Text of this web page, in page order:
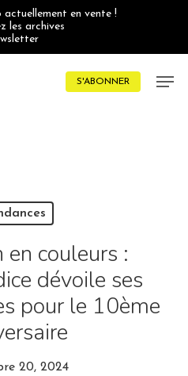
actuellement en vente !
les archives
S'ABONNER
couleurs :
dévoile ses
pour le 10ème
20, 2024